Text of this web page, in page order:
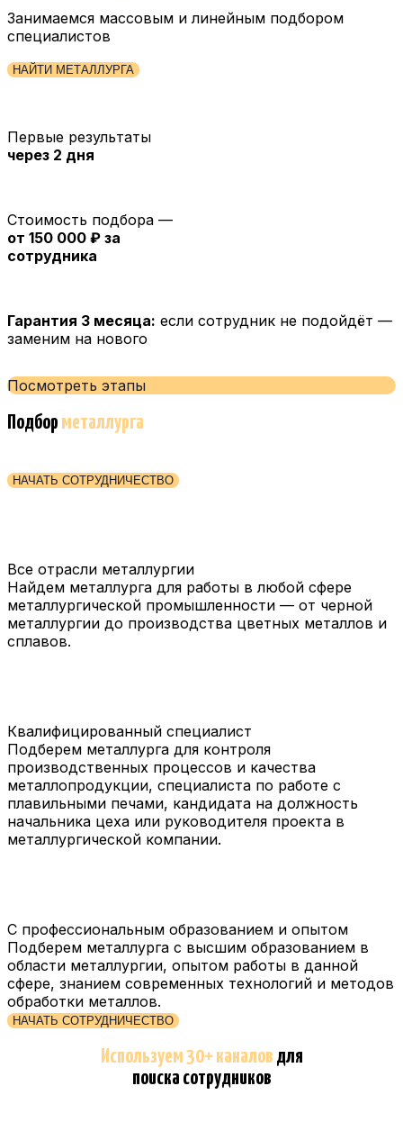
Занимаемся массовым и линейным подбором
специалистов
НАЙТИ МЕТАЛЛУРГА
Первые результаты
через 2 дня
Стоимость подбора —
от 150 000 ₽ за
сотрудника
Гарантия 3 месяца: если сотрудник не подойдёт —
заменим на нового
Посмотреть этапы
Подбор металлурга
НАЧАТЬ СОТРУДНИЧЕСТВО
Все отрасли металлургии
Найдем металлурга для работы в любой сфере
металлургической промышленности — от черной
металлургии до производства цветных металлов и
сплавов.
Квалифицированный специалист
Подберем металлурга для контроля
производственных процессов и качества
металлопродукции, специалиста по работе с
плавильными печами, кандидата на должность
начальника цеха или руководителя проекта в
металлургической компании.
С профессиональным образованием и опытом
Подберем металлурга с высшим образованием в
области металлургии, опытом работы в данной
сфере, знанием современных технологий и методов
обработки металлов.
НАЧАТЬ СОТРУДНИЧЕСТВО
Используем 30+ каналов для
поиска сотрудников